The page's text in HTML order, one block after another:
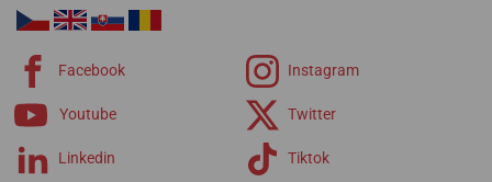
Facebook Instagram
Youtube Twitter
Linkedin Tiktok